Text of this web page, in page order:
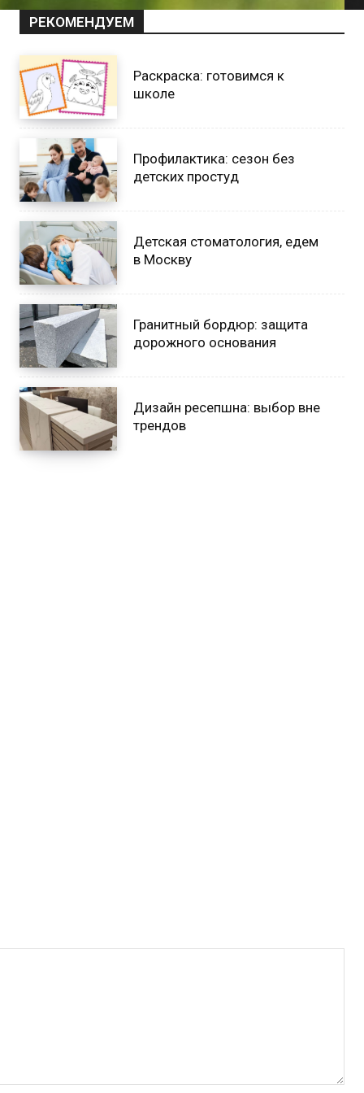
РЕКОМЕНДУЕМ
Раскраска: готовимся к
школе
Профилактика: сезон без
детских простуд
Детская стоматология, едем
в Москву
Гранитный бордюр: защита
дорожного основания
Дизайн ресепшна: выбор вне
трендов